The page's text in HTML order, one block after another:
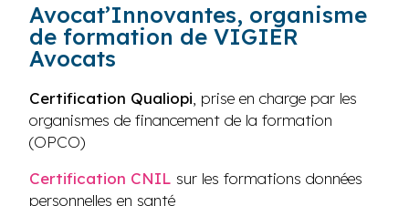
Avocat’Innovantes, organisme
de formation de VIGIER
Avocats
Certification Qualiopi, prise en charge par les
organismes de financement de la formation
(OPCO)
Certification CNIL sur les formations données
personnelles en santé